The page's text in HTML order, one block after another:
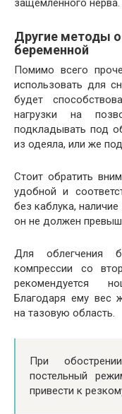
защемлённого нерва.
Другие методы
беременной
Помимо всего
использовать для
будет
нагрузки на
подкладывать под
из одеяла, или же
Стоит обратить
удобной и
без каблука,
он не должен
Для облегчения
компрессии со
рекомендуется
Благодаря ему вес
на тазовую область.
При
постельный
привести к